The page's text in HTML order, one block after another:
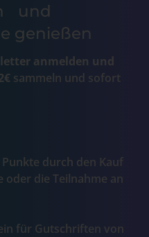
und
genießen
anmelden und
sammeln und sofort
durch den Kauf
die Teilnahme an
für Gutschriften von